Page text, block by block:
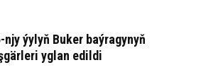
njy ýylyň Buker baýragynyň
yglan edildi